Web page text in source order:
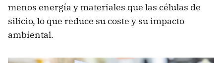
menos energía y materiales que las células de
silicio, lo que reduce su coste y su impacto
ambiental.